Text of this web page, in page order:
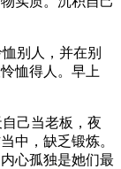
别人，并在别
恤得人。早上
己当老板，夜
中，缺乏锻炼。
心孤独是她们最